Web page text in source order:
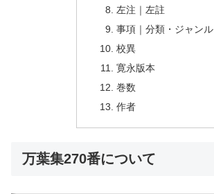
左注｜左註
事項｜分類・ジャンル
校異
寛永版本
巻数
作者
万葉集270番について